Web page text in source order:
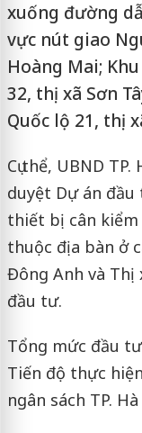
xuống đường
vực nút giao
Hoàng Mai;
32, thị xã Sơn
Quốc lộ 21, thị
Cụ thể, UBND
duyệt Dự án
thiết bị cân
thuộc địa bàn ở
Đông Anh và Thị
đầu tư.
Tổng mức đầu
Tiến độ thực
ngân sách TP.